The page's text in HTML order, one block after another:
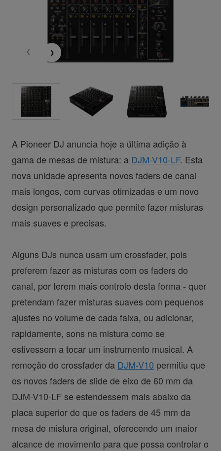
A Pioneer DJ anuncia hoje a última adição à
gama de mesas de mistura: a DJM-V10-LF. Esta
nova unidade apresenta novos faders de canal
mais longos, com curvas otimizadas e um novo
design personalizado que permite fazer misturas
mais suaves e precisas.
Alguns DJs nunca usam um crossfader, pois
preferem fazer as misturas com os faders do
canal, por terem mais controlo desta forma - quer
pretendam fazer misturas suaves com pequenos
ajustes no volume de cada faixa, ou adicionar,
rapidamente, sons na mistura como se
estivessem a tocar um instrumento musical. A
remoção do crossfader da DJM-V10 permitiu que
os novos faders de slide de eixo de 60 mm da
DJM-V10-LF se estendessem mais abaixo da
placa superior do que os faders de 45 mm da
mesa de mistura original, oferecendo um maior
alcance de movimento para que possa controlar o